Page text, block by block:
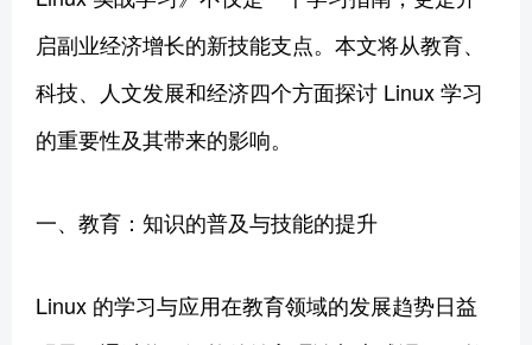
启副业经济增长的新技能支点。本文将从教育、
科技、人文发展和经济四个方面探讨 Linux 学习
的重要性及其带来的影响。
一、教育：知识的普及与技能的提升
Linux 的学习与应用在教育领域的发展趋势日益